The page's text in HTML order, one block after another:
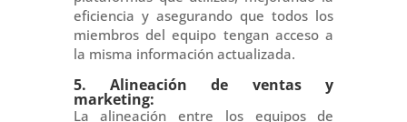
eficiencia y asegurando que todos los
miembros del equipo tengan acceso a
la misma información actualizada.
5. Alineación de ventas y
marketing:
La alineación entre los equipos de